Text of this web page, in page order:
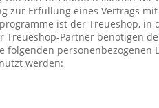
zur Erfüllung eines Vertrags
ist der Treueshop, in
Treueshop-Partner benötigen
folgenden personenbezogenen
werden: